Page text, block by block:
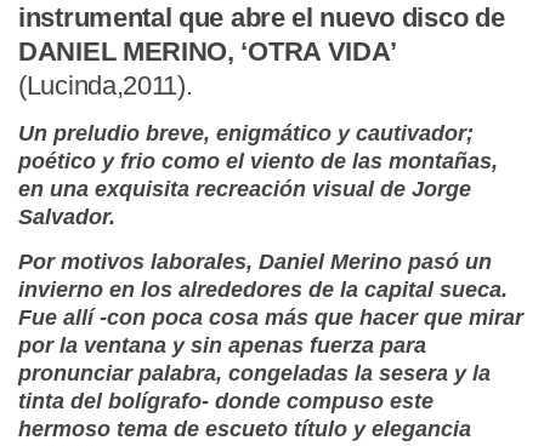
instrumental que abre el nuevo disco de
DANIEL MERINO, ‘OTRA VIDA’
(Lucinda,2011).
Un preludio breve, enigmático y cautivador;
poético y frio como el viento de las montañas,
en una exquisita recreación visual de Jorge
Salvador.
Por motivos laborales, Daniel Merino pasó un
invierno en los alrededores de la capital sueca.
Fue allí -con poca cosa más que hacer que mirar
por la ventana y sin apenas fuerza para
pronunciar palabra, congeladas la sesera y la
tinta del bolígrafo- donde compuso este
hermoso tema de escueto título y elegancia